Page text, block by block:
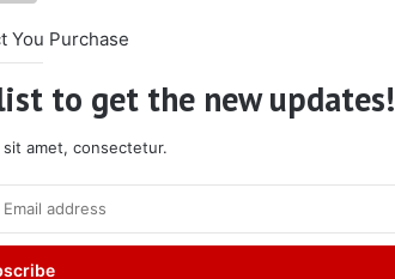
You Purchase
to get the new updates!
amet, consectetur.